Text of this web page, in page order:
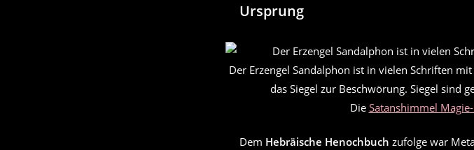
Ursprung
Der Erzengel Sandalphon ist in vielen Schriften
das Siegel zur Beschwörung. Siegel sind
Die Satanshimmel
Dem Hebräische Henochbuch zufolge war